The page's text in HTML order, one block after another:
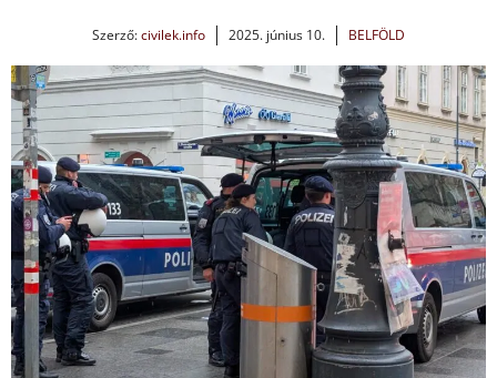
Szerző:civilek.info 2025. június 10. BELFÖLD